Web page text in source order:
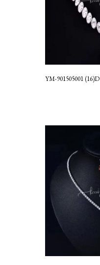
YM-901505001 (16)D